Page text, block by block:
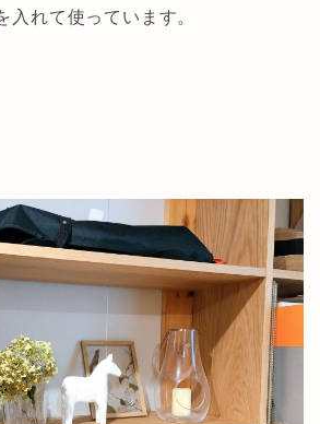
入れて使っています。